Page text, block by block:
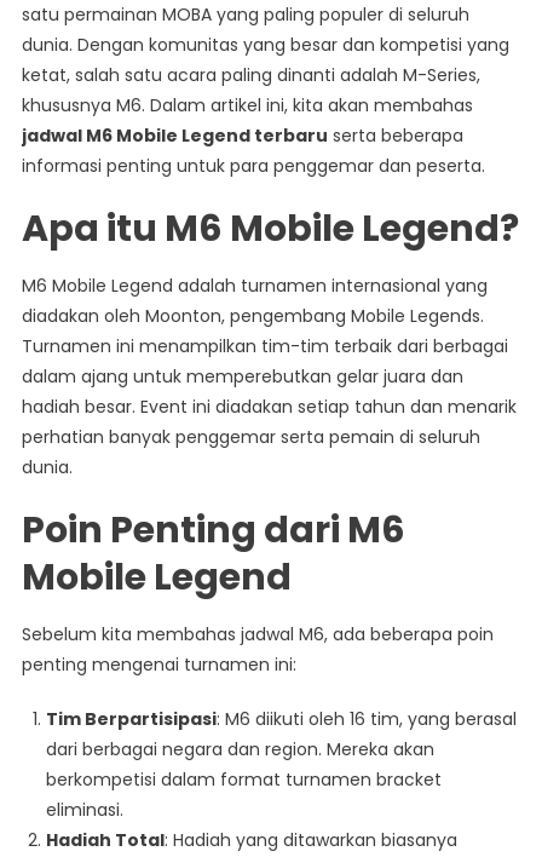
satu permainan MOBA yang paling populer di seluruh
dunia. Dengan komunitas yang besar dan kompetisi yang
ketat, salah satu acara paling dinanti adalah M-Series,
khususnya M6. Dalam artikel ini, kita akan membahas
jadwal M6 Mobile Legend terbaru serta beberapa
informasi penting untuk para penggemar dan peserta.
Apa itu M6 Mobile Legend?
M6 Mobile Legend adalah turnamen internasional yang
diadakan oleh Moonton, pengembang Mobile Legends.
Turnamen ini menampilkan tim-tim terbaik dari berbagai
dalam ajang untuk memperebutkan gelar juara dan
hadiah besar. Event ini diadakan setiap tahun dan menarik
perhatian banyak penggemar serta pemain di seluruh
dunia.
Poin Penting dari M6
Mobile Legend
Sebelum kita membahas jadwal M6, ada beberapa poin
penting mengenai turnamen ini:
Tim Berpartisipasi: M6 diikuti oleh 16 tim, yang berasal
dari berbagai negara dan region. Mereka akan
berkompetisi dalam format turnamen bracket
eliminasi.
Hadiah Total: Hadiah yang ditawarkan biasanya